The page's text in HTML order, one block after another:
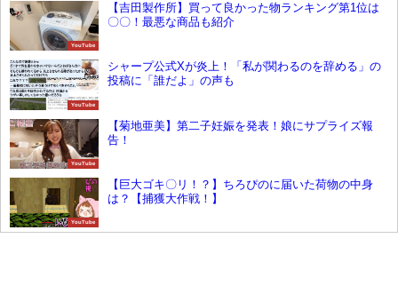
YouTube
【吉田製作所】買って良かった物ランキング第1位は
〇〇！最悪な商品も紹介
YouTube
シャープ公式Xが炎上！「私が関わるのを辞める」の
投稿に「誰だよ」の声も
YouTube
【菊地亜美】第二子妊娠を発表！娘にサプライズ報
告！
YouTube
【巨大ゴキ〇リ！？】ちろぴのに届いた荷物の中身
は？【捕獲大作戦！】